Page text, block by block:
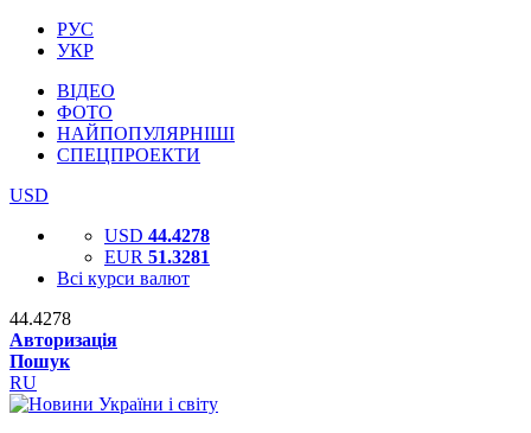
РУС
УКР
ВІДЕО
ФОТО
НАЙПОПУЛЯРНІШІ
СПЕЦПРОЕКТИ
USD
USD 44.4278
EUR 51.3281
Всі курси валют
44.4278
Авторизація
Пошук
RU